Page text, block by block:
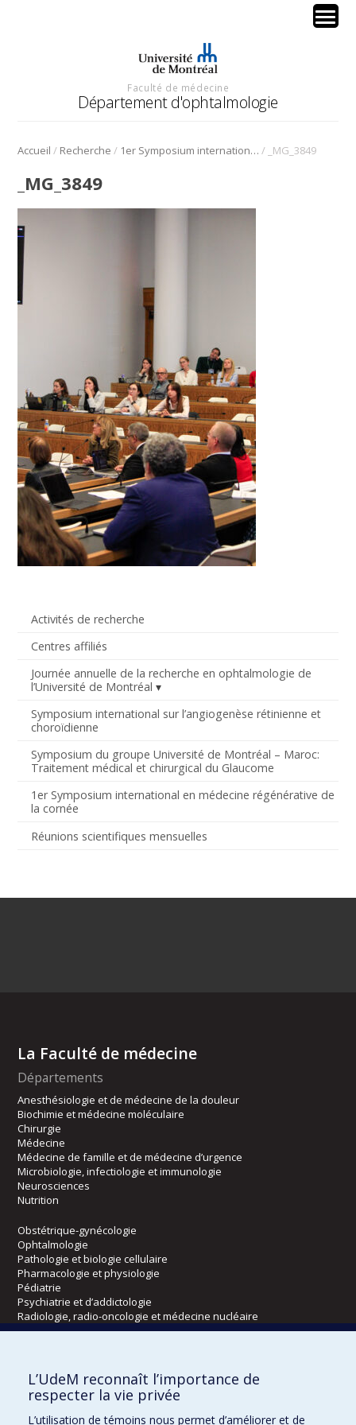
Faculté de médecine
Département d'ophtalmologie
Accueil / Recherche / 1er Symposium international en médecine régénérative de la cornée / _MG_3849
Activités de recherche
Centres affiliés
Journée annuelle de la recherche en ophtalmologie de
l’Université de Montréal
Symposium international sur l’angiogenèse rétinienne et
choroïdienne
Symposium du groupe Université de Montréal – Maroc:
Traitement médical et chirurgical du Glaucome
1er Symposium international en médecine régénérative de
la cornée
Réunions scientifiques mensuelles
_MG_3849
La Faculté de médecine
Départements
Anesthésiologie et de médecine de la douleur
Biochimie et médecine moléculaire
Chirurgie
Médecine
Médecine de famille et de médecine d’urgence
Microbiologie, infectiologie et immunologie
Neurosciences
Nutrition
Obstétrique-gynécologie
Ophtalmologie
Pathologie et biologie cellulaire
Pharmacologie et physiologie
Pédiatrie
Psychiatrie et d’addictologie
Radiologie, radio-oncologie et médecine nucléaire
Écoles
Kinésiologie et des sciences de l’activité physique
Orthophonie et audiologie
Réadaptation
L’UdeM reconnaît l’importance de
respecter la vie privée
L’utilisation de témoins nous permet d’améliorer et de